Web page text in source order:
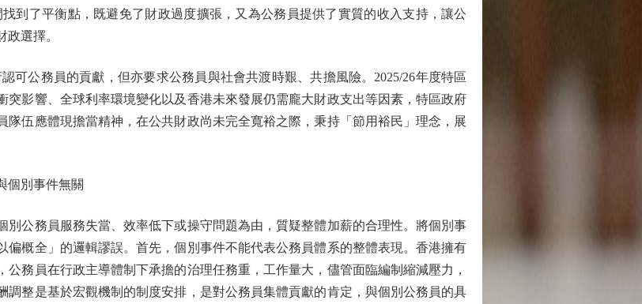
到了平衡點，既避免了財政過度擴張，又為公務員提供了實質的收入支持，讓公
選擇。
公務員的貢獻，但亦要求公務員與社會共渡時艱、共擔風險。2025/26年度特區
突影響、全球利率環境變化以及香港未來發展仍需龐大財政支出等因素，特區政府
隊伍應體現擔當精神，在公共財政尚未完全寬裕之際，秉持「節用裕民」理念，展
別事件無關
公務員服務失當、效率低下或操守問題為由，質疑整體加薪的合理性。將個別事
偏概全」的邏輯謬誤。首先，個別事件不能代表公務員體系的整體表現。香港擁有
務員在行政主導體制下承擔的治理任務重，工作量大，儘管面臨編制縮減壓力，
調整是基於宏觀機制的制度安排，是對公務員集體貢獻的肯定，與個別公務員的具